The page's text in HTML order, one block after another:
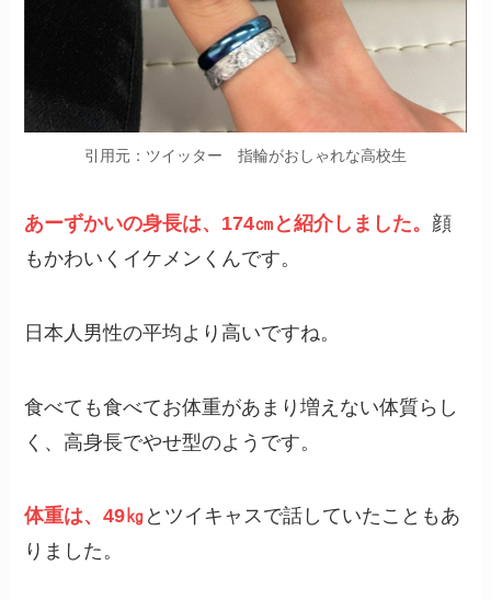
引用元：ツイッター 指輪がおしゃれな高校生
あーずかいの身長は、174㎝と紹介しました。 顔
もかわいくイケメンくんです。
日本人男性の平均より高いですね。
食べても食べてお体重があまり増えない体質らし
く、高身長でやせ型のようです。
体重は、49㎏ とツイキャスで話していたこともあ
りました。